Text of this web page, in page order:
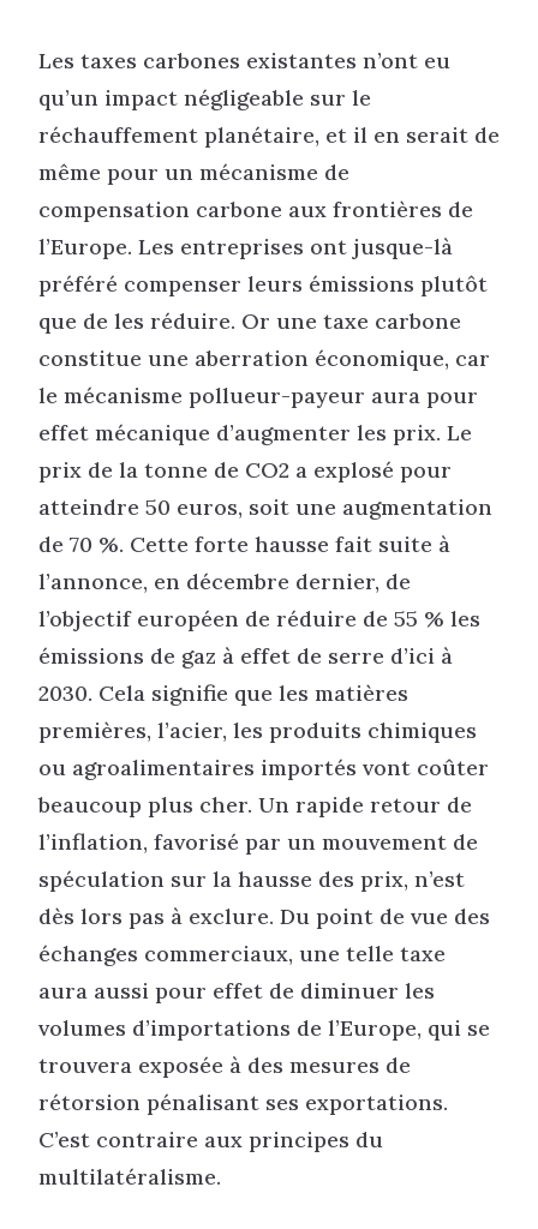
Les taxes carbones existantes n’ont eu
qu’un impact négligeable sur le
réchauffement planétaire, et il en serait de
même pour un mécanisme de
compensation carbone aux frontières de
l’Europe. Les entreprises ont jusque-là
préféré compenser leurs émissions plutôt
que de les réduire. Or une taxe carbone
constitue une aberration économique, car
le mécanisme pollueur-payeur aura pour
effet mécanique d’augmenter les prix. Le
prix de la tonne de CO2 a explosé pour
atteindre 50 euros, soit une augmentation
de 70 %. Cette forte hausse fait suite à
l’annonce, en décembre dernier, de
l’objectif européen de réduire de 55 % les
émissions de gaz à effet de serre d’ici à
2030. Cela signifie que les matières
premières, l’acier, les produits chimiques
ou agroalimentaires importés vont coûter
beaucoup plus cher. Un rapide retour de
l’inflation, favorisé par un mouvement de
spéculation sur la hausse des prix, n’est
dès lors pas à exclure. Du point de vue des
échanges commerciaux, une telle taxe
aura aussi pour effet de diminuer les
volumes d’importations de l’Europe, qui se
trouvera exposée à des mesures de
rétorsion pénalisant ses exportations.
C’est contraire aux principes du
multilatéralisme.